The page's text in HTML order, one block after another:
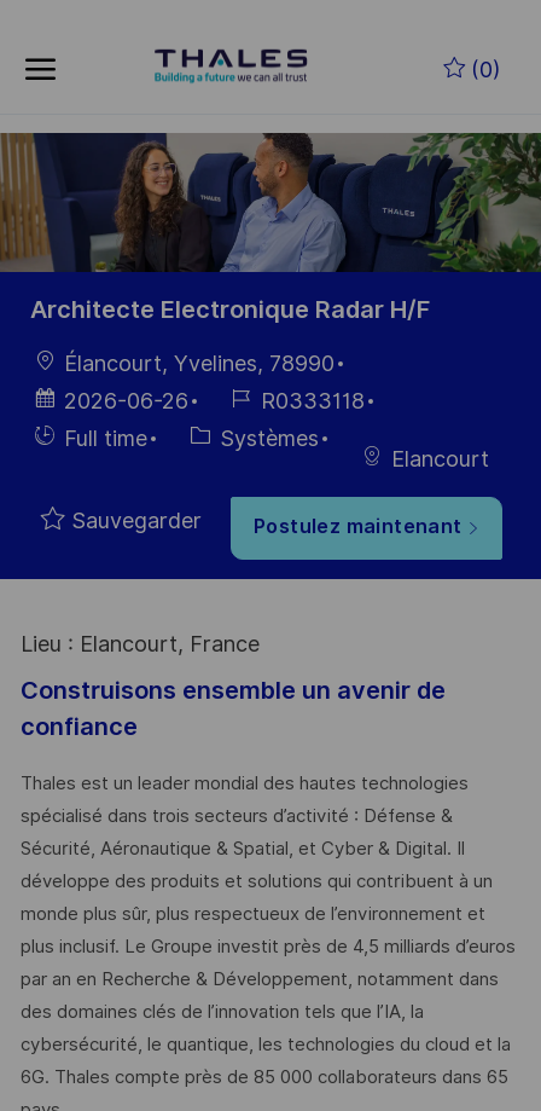
(0)
-
Architecte Electronique Radar H/F
localisation
Élancourt, Yvelines, 78990
Date
d’affichage
2026-06-26
Référence
du poste
R0333118
HiringFull time Catégorie
Systèmes
Elancourt
Sauvegarder Postulez maintenant
Lieu : Elancourt, France
Construisons ensemble un avenir de
confiance
Thales est un leader mondial des hautes technologies
spécialisé dans trois secteurs d’activité : Défense &
Sécurité, Aéronautique & Spatial, et Cyber & Digital. Il
développe des produits et solutions qui contribuent à un
monde plus sûr, plus respectueux de l’environnement et
plus inclusif. Le Groupe investit près de 4,5 milliards d’euros
par an en Recherche & Développement, notamment dans
des domaines clés de l’innovation tels que l’IA, la
cybersécurité, le quantique, les technologies du cloud et la
6G. Thales compte près de 85 000 collaborateurs dans 65